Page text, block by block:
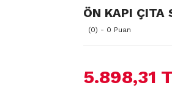
ÖN KAPI ÇITA
(0) - 0 Puan
5.898,31